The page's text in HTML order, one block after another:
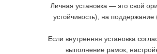
Личная установка — это свой
устойчивость), на поддержание
Если внутренняя установка
выполнение рамок,